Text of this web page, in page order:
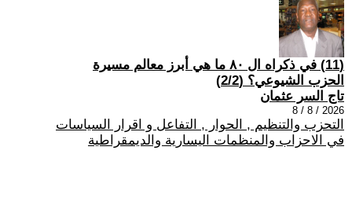
(11) في ذكراه ال ٨٠ ما هي أبرز معالم مسيرة
الحزب الشيوعي؟ (2/2)
تاج السر عثمان
2026 / 8 / 8
التحزب والتنظيم , الحوار , التفاعل و اقرار السياسات
في الاحزاب والمنظمات اليسارية والديمقراطية